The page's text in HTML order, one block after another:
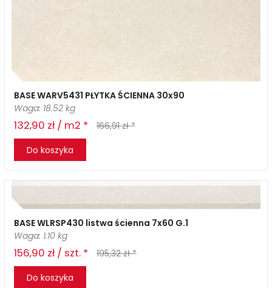
BASE WARV5431 PŁYTKA ŚCIENNA 30x90
Waga: 18.52 kg
132,90 zł / m2 *
166,91 zł *
Do koszyka
BASE WLRSP430 listwa ścienna 7x60 G.1
Waga: 1.10 kg
156,90 zł / szt. *
195,32 zł *
Do koszyka